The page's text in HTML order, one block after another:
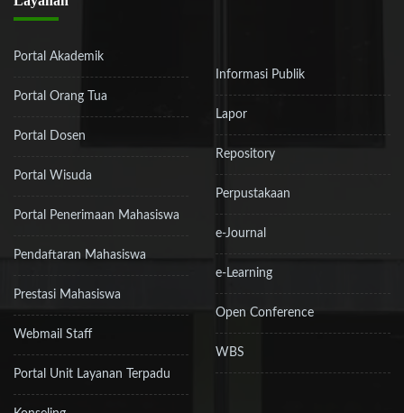
Portal Akademik
Portal Orang Tua
Portal Dosen
Portal Wisuda
Portal Penerimaan Mahasiswa
Pendaftaran Mahasiswa
Prestasi Mahasiswa
Webmail Staff
Portal Unit Layanan Terpadu
Informasi Publik
Lapor
Repository
Perpustakaan
e-Journal
e-Learning
Open Conference
WBS